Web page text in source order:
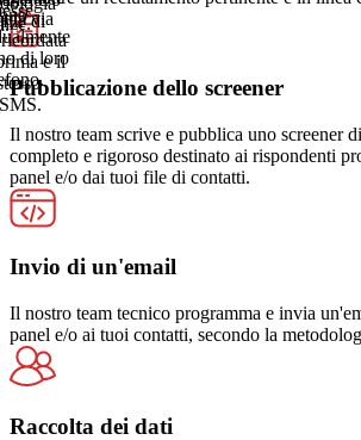
di loro
di
via
e il
Pubblicazione dello screener
Il nostro team scrive e pubblica uno screener
completo e rigoroso destinato ai rispondenti
panel e/o dai tuoi file di contatti.
Invio di un'email
Il nostro team tecnico programma e invia
panel e/o ai tuoi contatti, secondo la
Raccolta dei dati